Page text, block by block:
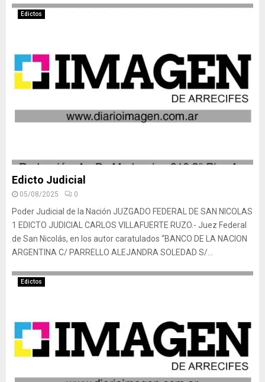
Edictos
Edicto Judicial
05/08/2025 0
Poder Judicial de la Nación JUZGADO FEDERAL DE SAN NICOLAS
1 EDICTO JUDICIAL CARLOS VILLAFUERTE RUZO.- Juez Federal
de San Nicolás, en los autor caratulados “BANCO DE LA NACION
ARGENTINA C/ PARRELLO ALEJANDRA SOLEDAD S/...
Edictos